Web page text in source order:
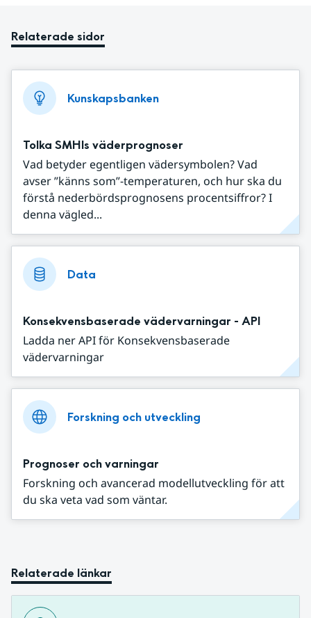
Relaterade sidor
Kunskapsbanken
Tolka SMHIs väderprognoser
Vad betyder egentligen vädersymbolen? Vad
avser ”känns som”-temperaturen, och hur ska du
förstå nederbördsprognosens procentsiffror? I
denna vägled...
Data
Konsekvensbaserade vädervarningar - API
Ladda ner API för Konsekvensbaserade
vädervarningar
Forskning och utveckling
Prognoser och varningar
Forskning och avancerad modellutveckling för att
du ska veta vad som väntar.
Relaterade länkar